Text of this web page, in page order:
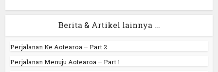
Berita & Artikel lainnya ...
Perjalanan Ke Aotearoa – Part 2
Perjalanan Menuju Aotearoa – Part 1